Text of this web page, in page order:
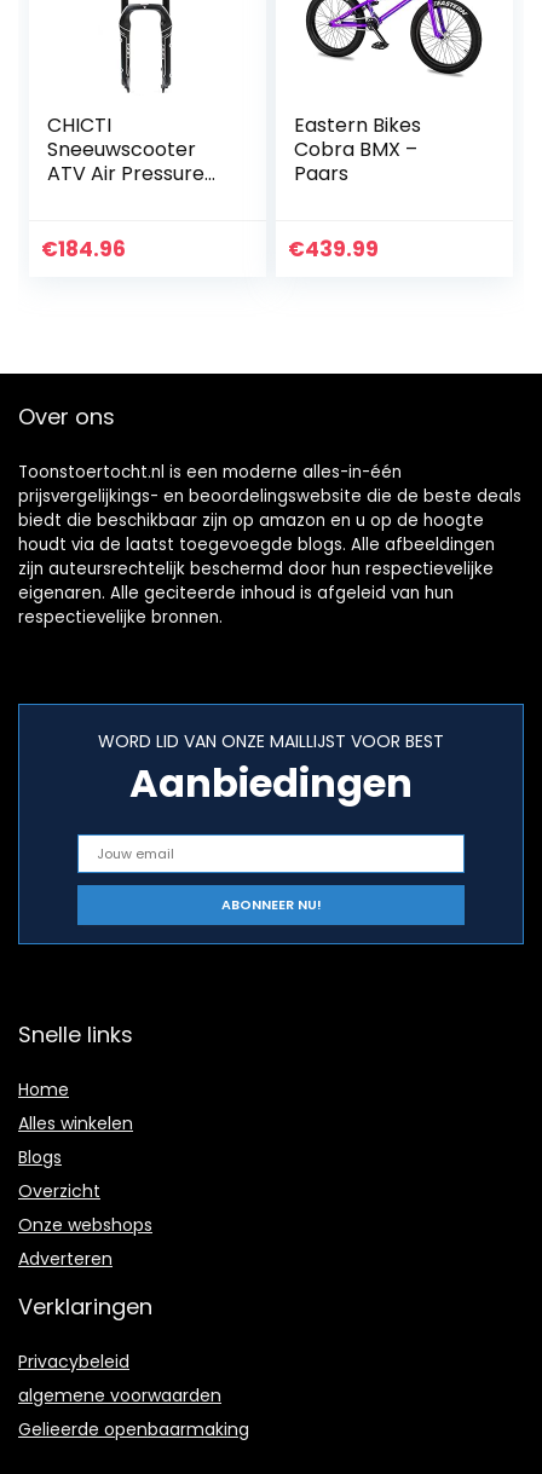
CHICTI
Sneeuwscooter
ATV Air Pressure
Schouder voorvork
€184.96
Eastern Bikes
Cobra BMX –
Paars
€439.99
Over ons
Toonstoertocht.nl is een moderne alles-in-één
prijsvergelijkings- en beoordelingswebsite die de beste deals
biedt die beschikbaar zijn op amazon en u op de hoogte
houdt via de laatst toegevoegde blogs. Alle afbeeldingen
zijn auteursrechtelijk beschermd door hun respectievelijke
eigenaren. Alle geciteerde inhoud is afgeleid van hun
respectievelijke bronnen.
WORD LID VAN ONZE MAILLIJST VOOR BEST
Aanbiedingen
Snelle links
Home
Alles winkelen
Blogs
Overzicht
Onze webshops
Adverteren
Verklaringen
Privacybeleid
algemene voorwaarden
Gelieerde openbaarmaking